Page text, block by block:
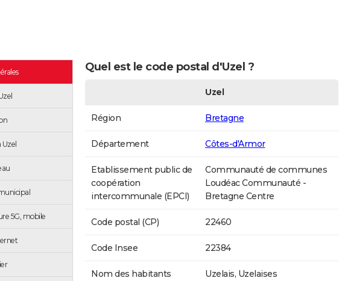
Uzel
5G, mobile
Quel est le code postal d'Uzel ?
Uzel
Région Bretagne
Département Côtes-d'Armor
Etablissement public de
coopération
intercommunale (EPCI)
Communauté de communes
Loudéac Communauté -
Bretagne Centre
Code postal (CP) 22460
Code Insee 22384
Nom des habitants
Uzelais, Uzelaises